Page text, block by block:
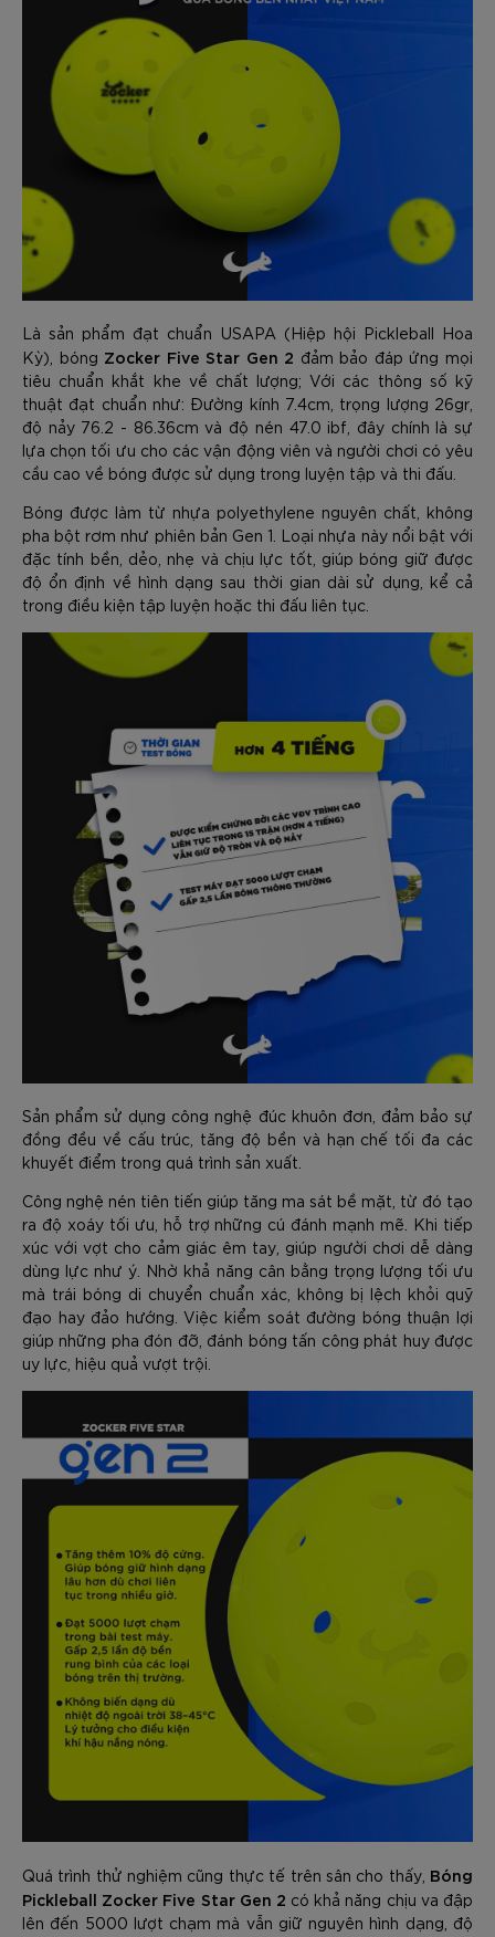
Là sản phẩm đạt chuẩn USAPA (Hiệp hội Pickleball Hoa
Kỳ), bóng Zocker Five Star Gen 2 đảm bảo đáp ứng mọi
tiêu chuẩn khắt khe về chất lượng; Với các thông số kỹ
thuật đạt chuẩn như: Đường kính 7.4cm, trọng lượng 26gr,
độ nảy 76.2 - 86.36cm và độ nén 47.0 ibf, đây chính là sự
lựa chọn tối ưu cho các vận động viên và người chơi có yêu
cầu cao về bóng được sử dụng trong luyện tập và thi đấu.
Bóng được làm từ nhựa polyethylene nguyên chất, không
pha bột rơm như phiên bản Gen 1. Loại nhựa này nổi bật với
đặc tính bền, dẻo, nhẹ và chịu lực tốt, giúp bóng giữ được
độ ổn định về hình dạng sau thời gian dài sử dụng, kể cả
trong điều kiện tập luyện hoặc thi đấu liên tục.
Sản phẩm sử dụng công nghệ đúc khuôn đơn, đảm bảo sự
đồng đều về cấu trúc, tăng độ bền và hạn chế tối đa các
khuyết điểm trong quá trình sản xuất.
Công nghệ nén tiên tiến giúp tăng ma sát bề mặt, từ đó tạo
ra độ xoáy tối ưu, hỗ trợ những cú đánh mạnh mẽ. Khi tiếp
xúc với vợt cho cảm giác êm tay, giúp người chơi dễ dàng
dùng lực như ý. Nhờ khả năng cân bằng trọng lượng tối ưu
mà trái bóng di chuyển chuẩn xác, không bị lệch khỏi quỹ
đạo hay đảo hướng. Việc kiểm soát đường bóng thuận lợi
giúp những pha đón đỡ, đánh bóng tấn công phát huy được
uy lực, hiệu quả vượt trội.
Quá trình thử nghiệm cũng thực tế trên sân cho thấy, Bóng
Pickleball Zocker Five Star Gen 2 có khả năng chịu va đập
lên đến 5000 lượt chạm mà vẫn giữ nguyên hình dạng, độ